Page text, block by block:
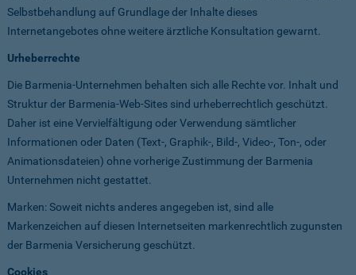
Selbstbehandlung auf Grundlage der Inhalte dieses
Internetangebotes ohne weitere ärztliche Konsultation gewarnt.
Urheberrechte
Die Barmenia-Unternehmen behalten sich alle Rechte vor. Inhalt und
Struktur der Barmenia-Web-Sites sind urheberrechtlich geschützt.
Daher ist eine Vervielfältigung oder Verwendung sämtlicher
Informationen oder Daten (Text-, Graphik-, Bild-, Video-, Ton-, oder
Animationsdateien) ohne vorherige Zustimmung der Barmenia
Unternehmen nicht gestattet.
Marken: Soweit nichts anderes angegeben ist, sind alle
Markenzeichen auf diesen Internetseiten markenrechtlich zugunsten
der Barmenia Versicherung geschützt.
Cookies